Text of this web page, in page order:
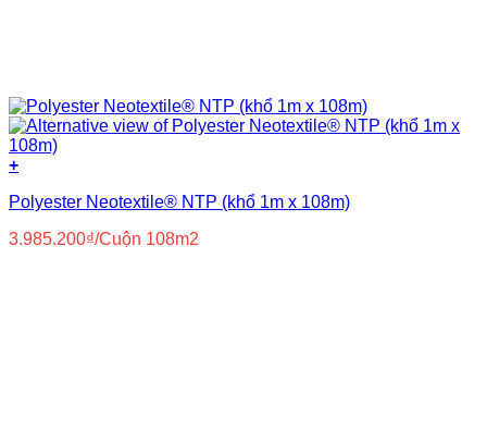
+
Polyester Neotextile® NTP (khổ 1m x 108m)
3.985.200₫/Cuộn 108m2